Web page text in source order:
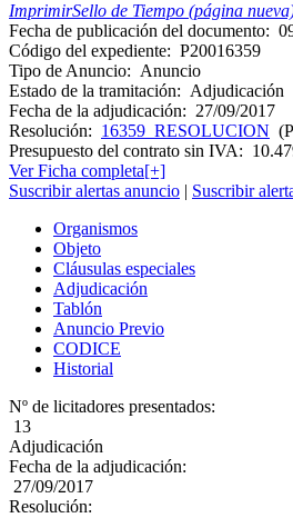
ImprimirSello de Tiempo (página
Fecha de publicación del documento:
Código del expediente: P20016359
Tipo de Anuncio: Anuncio
Estado de la tramitación: Adjudicación
Fecha de la adjudicación: 27/09/2017
Resolución: 16359_RESOLUCION
Presupuesto del contrato sin IVA:
Ver Ficha completa[+]
Suscribir alertas anuncio | Suscribir
Organismos
Objeto
Cláusulas especiales
Adjudicación
Tablón
Anuncio Previo
CODICE
Historial
Nº de licitadores presentados:
13
Adjudicación
Fecha de la adjudicación:
27/09/2017
Resolución: